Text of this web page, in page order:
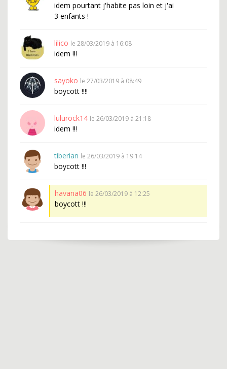
idem pourtant j'habite pas loin et j'ai
3 enfants !
lilico le 28/03/2019 à 16:08
idem !!!
sayoko le 27/03/2019 à 08:49
boycott !!!!
lulurock14 le 26/03/2019 à 21:18
idem !!!
tiberian le 26/03/2019 à 19:14
boycott !!!
havana06 le 26/03/2019 à 12:25
boycott !!!